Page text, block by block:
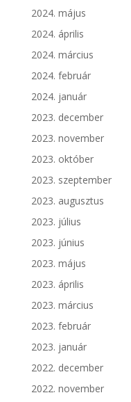
2024. május
2024. április
2024. március
2024. február
2024. január
2023. december
2023. november
2023. október
2023. szeptember
2023. augusztus
2023. július
2023. június
2023. május
2023. április
2023. március
2023. február
2023. január
2022. december
2022. november